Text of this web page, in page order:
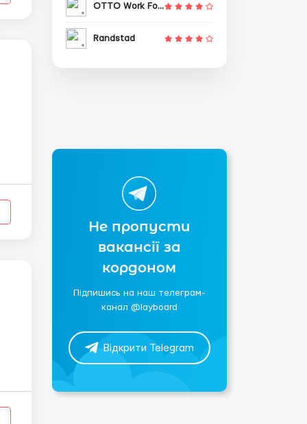
OTTO Work Force
Randstad
Не пропусти
вакансії за
кордоном
Підпишись на наш телеграм-
канал @layboard
Відкрити Telegram